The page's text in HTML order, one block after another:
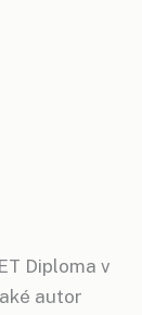
Diploma v
autor